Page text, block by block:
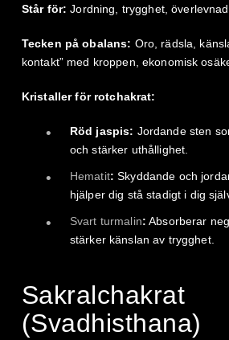
Står för: Jordning, trygghet,
Tecken på obalans: Oro, rädsla,
kontakt” med kroppen, ekonomisk
Kristaller för rotchakrat:
Röd jaspis: Jordande sten
och stärker uthållighet.
Hematit: Skyddande och
hjälper dig stå stadigt i dig
Svart turmalin: Absorberar
stärker känslan av trygghet.
Sakralchakrat
(Svadhisthana)